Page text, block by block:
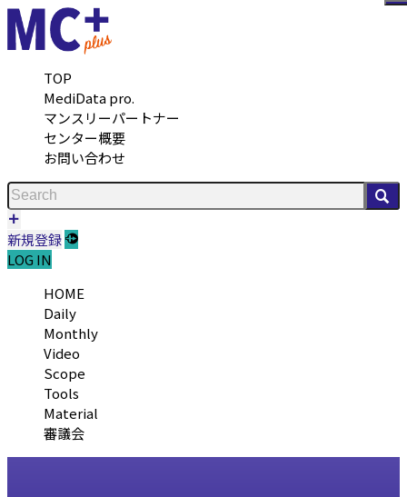
TOP
MediData pro.
マンスリーパートナー
センター概要
お問い合わせ
新規登録
LOG IN
HOME
Daily
Monthly
Video
Scope
Tools
Material
審議会
メ